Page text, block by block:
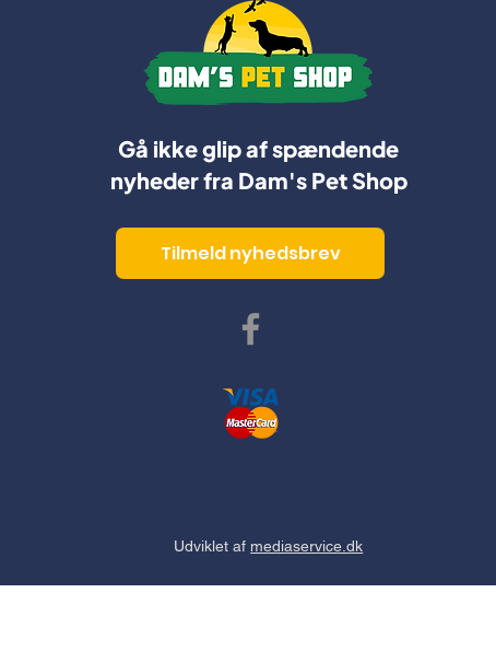
Gå ikke glip af spændende
nyheder fra Dam's Pet Shop
Tilmeld nyhedsbrev
Udviklet af mediaservice.dk